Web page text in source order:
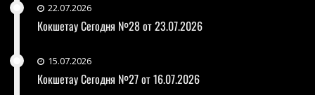
22.07.2026
Кокшетау Сегодня №28 от 23.07.2026
15.07.2026
Кокшетау Сегодня №27 от 16.07.2026